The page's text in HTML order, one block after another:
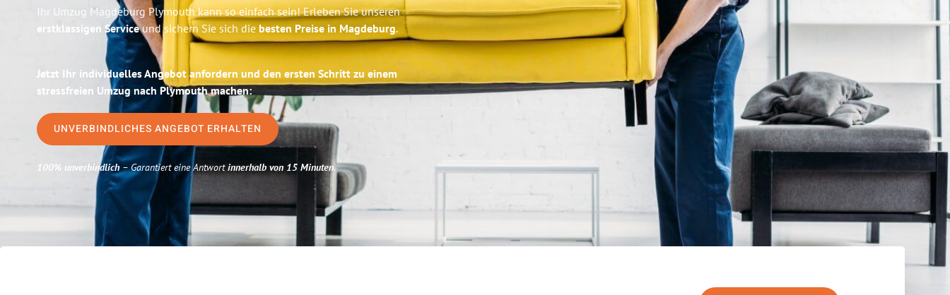
Ihr Umzug Magdeburg Plymouth kann so einfach sein! Erleben Sie unseren
erstklassigen Serviceund sichern Sie sich die besten Preise in Magdeburg.
Jetzt Ihr individuelles Angebot anfordern und den ersten Schritt zu einem
stressfreien Umzug nach Plymouth machen:
UNVERBINDLICHES ANGEBOT ERHALTEN
100% unverbindlich– Garantiert eine Antwortinnerhalb von 15 Minuten.